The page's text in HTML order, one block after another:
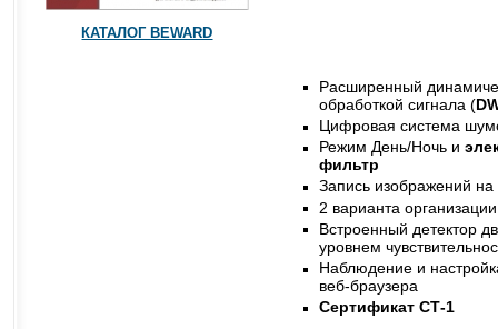
Расширенный
обработкой сигнала (
Цифровая система
Режим День/Ночь и
фильтр
Запись изображений
2 варианта
Встроенный детектор
уровнем
Наблюдение и
веб-браузера
Сертификат СТ-1
КАТАЛОГ BEWARD